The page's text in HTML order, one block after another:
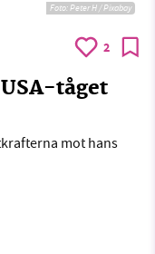
Foto:Peter H / Pixabay
2
tåget
mot hans